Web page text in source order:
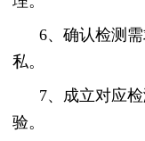
6、确认检测
私。
7、成立对应
验。